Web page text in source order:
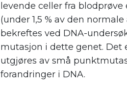
levende celler fra
(under 1,5 % av den
bekreftes ved DNA-
mutasjon i dette genet. Det
utgjøres av små
forandringer i DNA.